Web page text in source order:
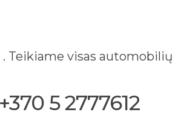
. Teikiame visas automobilių
5 2777612